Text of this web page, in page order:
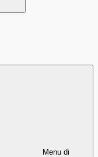
Menu di